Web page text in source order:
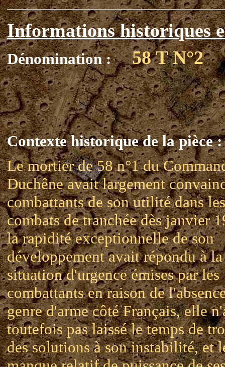
Informations historiques
Dénomination : 58 T N°2
Contexte historique de la pièce :
Le mortier de 58 n°1 du
Duchêne avait largement
combattants de son utilité dans les
combats de tranchée dès janvier
la rapidité exceptionnelle de son
développement avait répondu à la
situation d'urgence émises par les
combattants en raison de
genre d'arme côté Français, elle
toutefois pas laissé le temps de
des solutions à son instabilité, et